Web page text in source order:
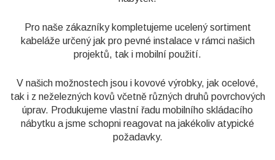
Pro naše zákazníky kompletujeme ucelený sortiment
kabeláže určený jak pro pevné instalace v rámci našich
projektů, tak i mobilní použití.
V našich možnostech jsou i kovové výrobky, jak ocelové,
tak i z neželezných kovů včetně různých druhů povrchových
úprav. Produkujeme vlastní řadu mobilního skládacího
nábytku a jsme schopni reagovat na jakékoliv atypické
požadavky.